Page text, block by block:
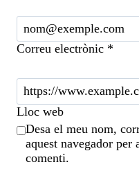
Correu electrònic *
Lloc web
Desa el meu nom,
aquest navegador per
comenti.